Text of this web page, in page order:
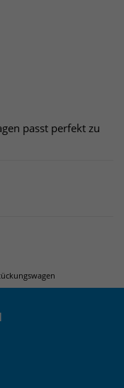
passt perfekt zu
berechnen und
für den
zu
speichern
und weisen
zu
werde lokal
und